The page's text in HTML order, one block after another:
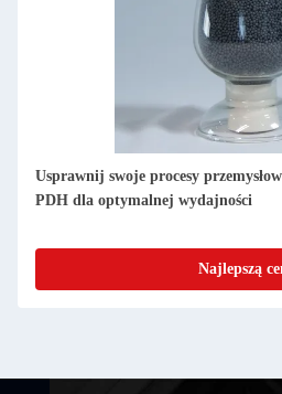
Usprawnij swoje procesy
PDH dla optymalnej wydajności
Najlepszą